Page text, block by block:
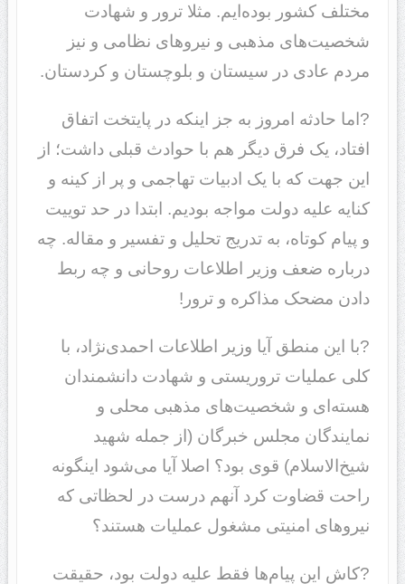
مختلف کشور بوده‌ایم. مثلا ترور و شهادت
شخصیت‌های مذهبی و نیروهای نظامی و نیز
مردم عادی در سیستان و بلوچستان و کردستان.
?اما حادثه امروز به جز اینکه در پایتخت اتفاق
افتاد، یک فرق دیگر هم با حوادث قبلی داشت؛ از
این جهت که با یک ادبیات تهاجمی و پر از کینه و
کنایه علیه دولت مواجه بودیم. ابتدا در حد توییت
و پیام کوتاه، به تدریج تحلیل و تفسیر و مقاله. چه
درباره ضعف وزیر اطلاعات روحانی و چه ربط
دادن مضحک مذاکره و ترور!
?با این منطق آیا وزیر اطلاعات احمدی‌نژاد، با
کلی عملیات تروریستی و شهادت دانشمندان
هسته‌ای و شخصیت‌های مذهبی محلی و
نمایندگان مجلس خبرگان (از جمله شهید
شیخ‌الاسلام) قوی بود؟ اصلا آیا می‌شود اینگونه
راحت قضاوت کرد آنهم درست در لحظاتی که
نیروهای امنیتی مشغول عملیات هستند؟
?کاش این پیام‌ها فقط علیه دولت بود، حقیقت